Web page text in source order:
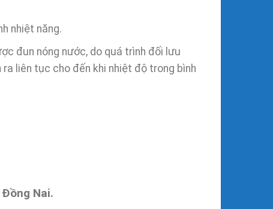
nhiệt năng.
đun nóng nước, do quá trình đối lưu
liên tục cho đến khi nhiệt độ trong bình
Nai.